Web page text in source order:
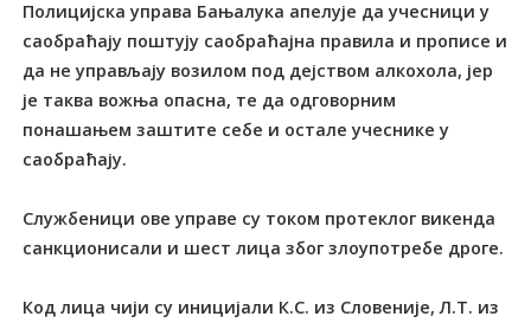
Полицијска управа Бањалука апелује да учесници у
саобраћају поштују саобраћајна правила и прописе и
да не управљају возилом под дејством алкохола, јер
је таква вожња опасна, те да одговорним
понашањем заштите себе и остале учеснике у
саобраћају.
Службеници ове управе су током протеклог викенда
санкционисали и шест лица због злоупотребе дроге.
Код лица чији су иницијали К.С. из Словеније, Л.Т. из